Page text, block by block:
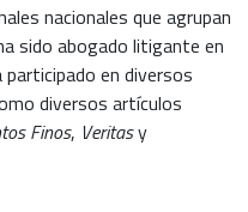
nacionales que agrupan
sido abogado litigante en
en diversos
diversos artículos
Finos, Veritasy